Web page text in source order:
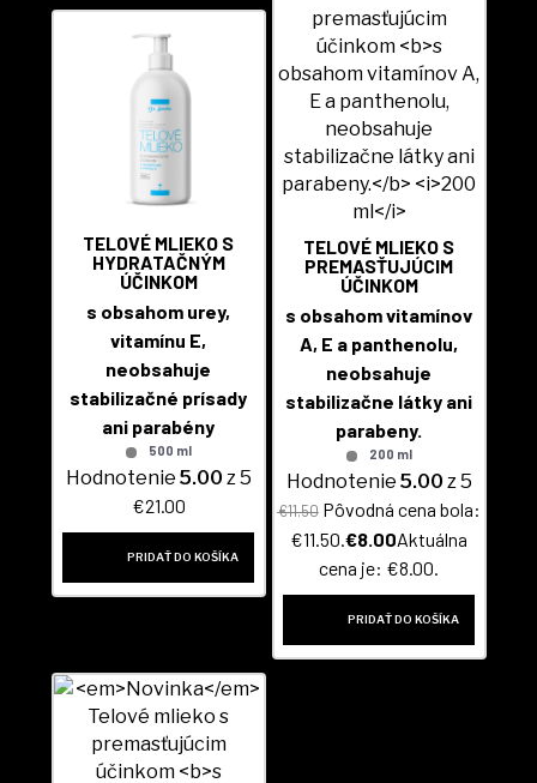
TELOVÉ MLIEKO S
HYDRATAČNÝM
ÚČINKOM
s obsahom urey,
vitamínu E,
neobsahuje
stabilizačné prísady
ani parabény
500 ml
Hodnotenie 5.00 z 5
€21.00
PRIDAŤ DO KOŠÍKA
TELOVÉ MLIEKO S
PREMASŤUJÚCIM
ÚČINKOM
s obsahom vitamínov
A, E a panthenolu,
neobsahuje
stabilizačne látky ani
parabeny.
200 ml
Hodnotenie 5.00 z 5
€11.50 Pôvodná cena bola:
€11.50.€8.00Aktuálna
cena je: €8.00.
PRIDAŤ DO KOŠÍKA